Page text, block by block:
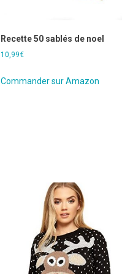
Recette 50 sablés de noel
10,99€
Commander sur Amazon